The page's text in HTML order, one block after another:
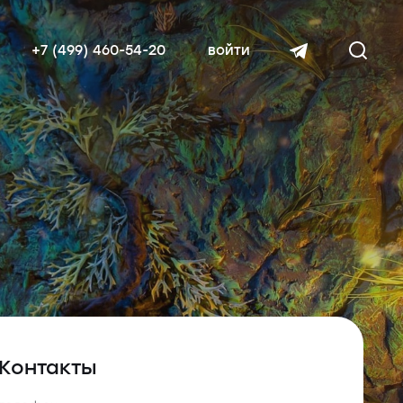
читать далее
+7 (499) 460-54-20 войти
Контакты